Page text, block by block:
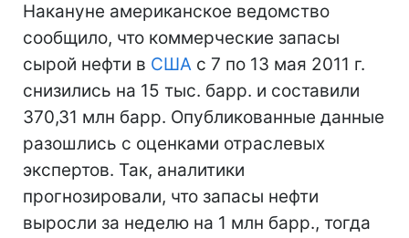
Накануне американское ведомство
сообщило, что коммерческие запасы
сырой нефти в США с 7 по 13 мая 2011 г.
снизились на 15 тыс. барр. и составили
370,31 млн барр. Опубликованные данные
разошлись с оценками отраслевых
экспертов. Так, аналитики
прогнозировали, что запасы нефти
выросли за неделю на 1 млн барр., тогда